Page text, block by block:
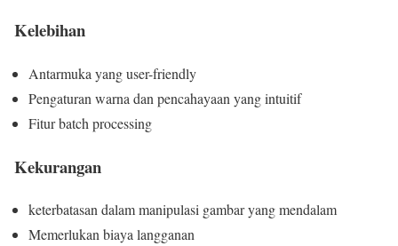
Kelebihan
Antarmuka yang user-friendly
Pengaturan warna dan pencahayaan yang intuitif
Fitur batch processing
Kekurangan
keterbatasan dalam manipulasi gambar yang mendalam
Memerlukan biaya langganan